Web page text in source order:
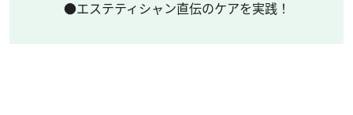
●エステティシャン直伝のケアを実践！